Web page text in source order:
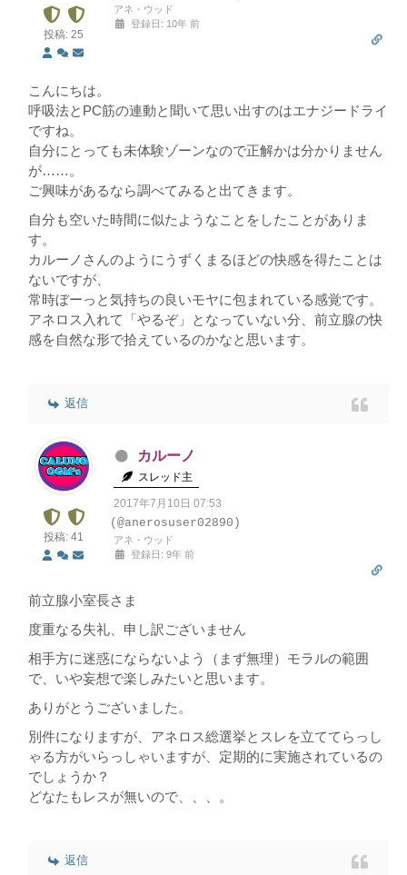
投稿: 25
アネ・ウッド
登録日: 10年 前
こんにちは。
呼吸法とPC筋の連動と聞いて思い出すのはエナジードライ
ですね。
自分にとっても未体験ゾーンなので正解かは分かりません
が……。
ご興味があるなら調べてみると出てきます。
自分も空いた時間に似たようなことをしたことがありま
す。
カルーノさんのようにうずくまるほどの快感を得たことは
ないですが、
常時ぼーっと気持ちの良いモヤに包まれている感覚です。
アネロス入れて「やるぞ」となっていない分、前立腺の快
感を自然な形で拾えているのかなと思います。
返信
投稿: 41
カルーノ
スレッド主
2017年7月10日 07:53
(@anerosuser02890)
アネ・ウッド
登録日: 9年 前
前立腺小室長さま
度重なる失礼、申し訳ございません
相手方に迷惑にならないよう（まず無理）モラルの範囲
で、いや妄想で楽しみたいと思います。
ありがとうございました。
別件になりますが、アネロス総選挙とスレを立ててらっし
ゃる方がいらっしゃいますが、定期的に実施されているの
でしょうか？
どなたもレスが無いので、、、。
返信